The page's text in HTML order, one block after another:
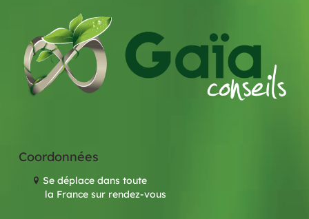
Coordonnées
Se déplace dans toute
la France sur rendez-vous